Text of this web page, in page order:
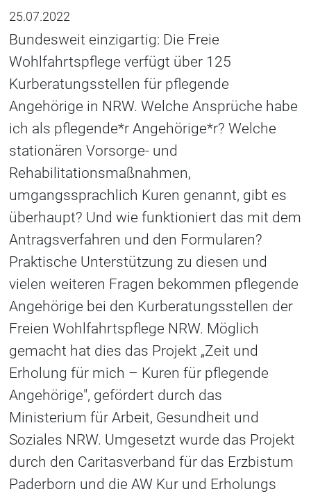
25.07.2022
Bundesweit einzigartig: Die Freie
Wohlfahrtspflege verfügt über 125
Kurberatungsstellen für pflegende
Angehörige in NRW. Welche Ansprüche habe
ich als pflegende*r Angehörige*r? Welche
stationären Vorsorge- und
Rehabilitationsmaßnahmen,
umgangssprachlich Kuren genannt, gibt es
überhaupt? Und wie funktioniert das mit dem
Antragsverfahren und den Formularen?
Praktische Unterstützung zu diesen und
vielen weiteren Fragen bekommen pflegende
Angehörige bei den Kurberatungsstellen der
Freien Wohlfahrtspflege NRW. Möglich
gemacht hat dies das Projekt „Zeit und
Erholung für mich – Kuren für pflegende
Angehörige", gefördert durch das
Ministerium für Arbeit, Gesundheit und
Soziales NRW. Umgesetzt wurde das Projekt
durch den Caritasverband für das Erzbistum
Paderborn und die AW Kur und Erholungs